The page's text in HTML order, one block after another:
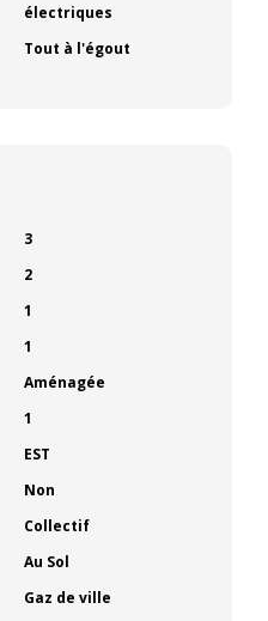
électriques
Tout à l'égout
3
2
1
1
Aménagée
1
EST
Non
Collectif
Au Sol
Gaz de ville